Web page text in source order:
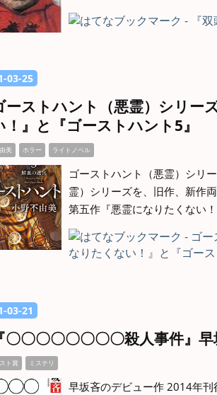
-03-25
ーストハント（悪霊）シリー
！』と『ゴーストハント5』
美 ホラー ライトノベル
ゴーストハント（悪霊）シリ
霊）シリーズを、旧作、新作
第五作『悪霊になりたくない
-03-21
『〇〇〇〇〇〇〇〇殺人事件
ト賞 ミステリ
早坂吝のデビュー作 2014年